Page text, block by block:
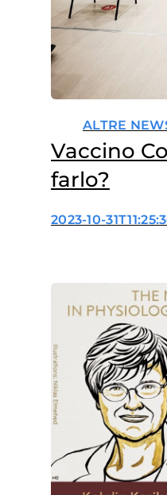
ALTRE
Vaccino
farlo?
2023-10-